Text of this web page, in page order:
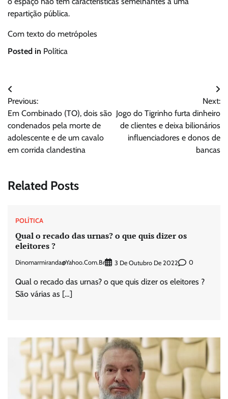
repartição pública.
Com texto do metrópoles
Posted in Política
Navegação
de
Post
Previous:
Em Combinado (TO), dois são
condenados pela morte de
adolescente e de um cavalo
em corrida clandestina
Next:
Jogo do Tigrinho furta dinheiro
de clientes e deixa bilionários
influenciadores e donos de
bancas
Related Posts
POLÍTICA
Qual o recado das urnas? o que quis dizer os
eleitores ?
Dinomarmiranda@yahoo.com.br 3 De Outubro De 2022 0
Qual o recado das urnas? o que quis dizer os eleitores ?
São várias as […]